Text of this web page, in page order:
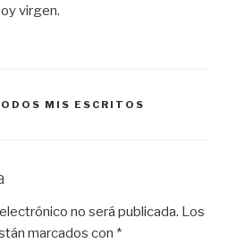
virgen.
MIS ESCRITOS
no será publicada. Los
marcados con *